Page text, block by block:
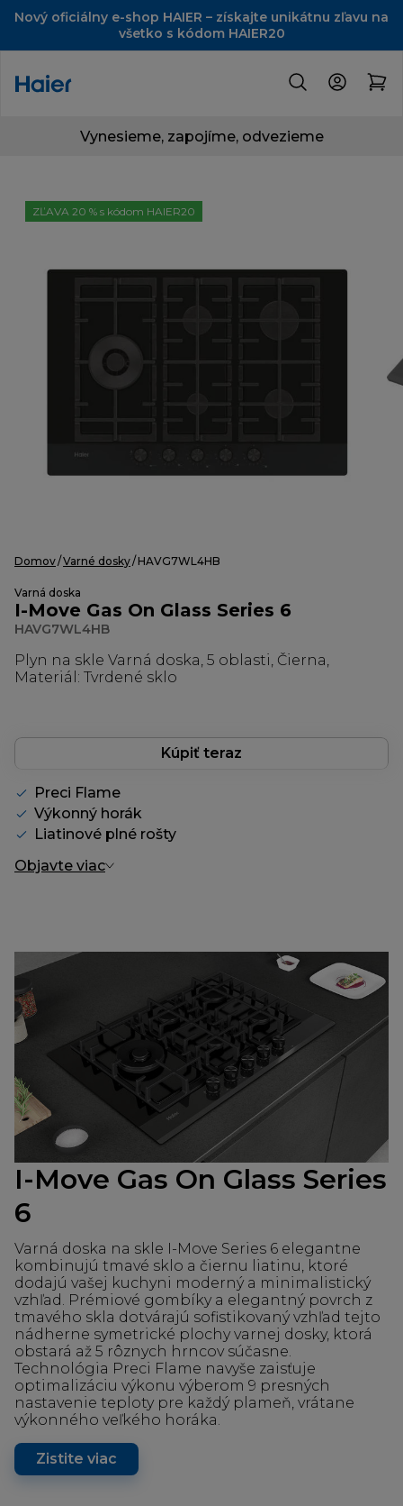
Nový oficiálny e-shop HAIER – získajte unikátnu zľavu na
všetko s kódom HAIER20
Vynesieme, zapojíme, odvezieme
ZĽAVA 20 % s kódom HAIER20
Domov Varné dosky HAVG7WL4HB
Varná doska
I-Move Gas On Glass Series 6
HAVG7WL4HB
Plyn na skle Varná doska, 5 oblasti, Čierna,
Materiál: Tvrdené sklo
Kúpiť teraz
Preci Flame
Výkonný horák
Liatinové plné rošty
Objavte viac
I-Move Gas On Glass Series
6
Varná doska na skle I-Move Series 6 elegantne
kombinujú tmavé sklo a čiernu liatinu, ktoré
dodajú vašej kuchyni moderný a minimalistický
vzhľad. Prémiové gombíky a elegantný povrch z
tmavého skla dotvárajú sofistikovaný vzhľad tejto
nádherne symetrické plochy varnej dosky, ktorá
obstará až 5 rôznych hrncov súčasne.
Technológia Preci Flame navyše zaisťuje
optimalizáciu výkonu výberom 9 presných
nastavenie teploty pre každý plameň, vrátane
výkonného veľkého horáka.
Zistite viac